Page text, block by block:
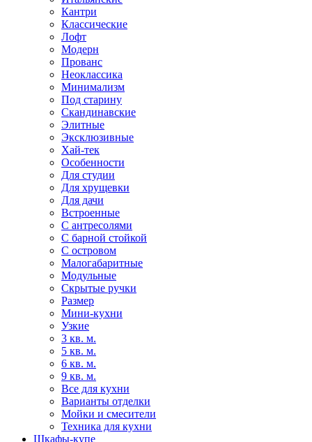
Кантри
Классические
Лофт
Модерн
Прованс
Неоклассика
Минимализм
Под старину
Скандинавские
Элитные
Эксклюзивные
Хай-тек
Особенности
Для студии
Для хрущевки
Для дачи
Встроенные
С антресолями
С барной стойкой
С островом
Малогабаритные
Модульные
Скрытые ручки
Размер
Мини-кухни
Узкие
3 кв. м.
5 кв. м.
6 кв. м.
9 кв. м.
Все для кухни
Варианты отделки
Мойки и смесители
Техника для кухни
Шкафы-купе